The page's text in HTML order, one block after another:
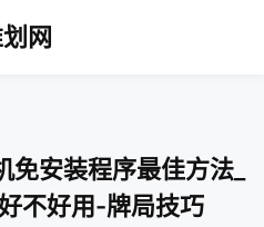
网
安装程序最佳方法_
不好用-牌局技巧